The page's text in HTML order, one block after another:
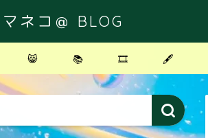
マネコ＠ BLOG
😸 📚 🎞 🖋